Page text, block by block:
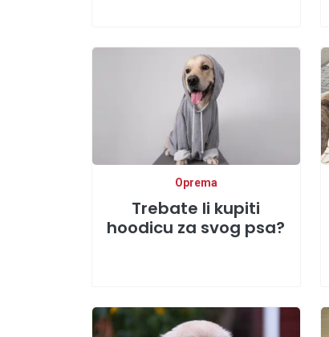
Oprema
Trebate li kupiti
hoodicu za svog psa?